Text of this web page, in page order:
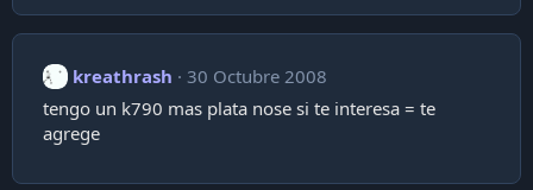
kreathrash
30 Octubre 2008
tengo un k790 mas plata nose si te interesa = te
agrege